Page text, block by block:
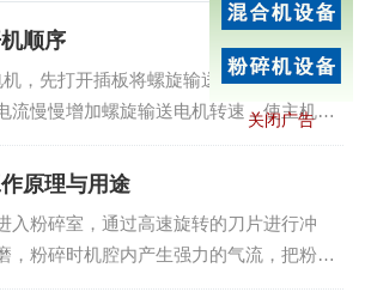
顺序
先打开插板将螺旋输送机电机转速调
流慢慢增加螺旋输送电机转速，使主机在
原理与用途
粉碎室，通过高速旋转的刀片进行冲
，粉碎时机腔内产生强力的气流，把粉碎
通过分级机构，经过高速旋转的风叶把达
关闭广告